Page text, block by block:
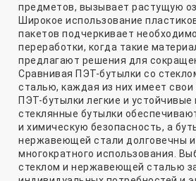
предметов, вызывает растущую
Широкое использование
пакетов подчеркивает
переработки, когда такие
предлагают решения для
Сравнивая ПЭТ-бутылки со
сталью, каждая из них имеет
ПЭТ-бутылки легкие и устойчивые
стеклянные бутылки
и химическую безопасность, а
нержавеющей стали долговечны
многократного использования.
стеклом и нержавеющей сталью